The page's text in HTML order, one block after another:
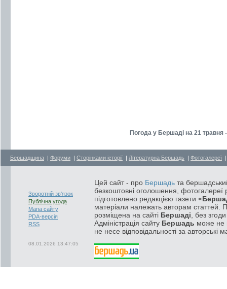
Погода у Бершаді на 21
Бершадщина | Форуми | Сторінками історії | Літературна Бершадь | Фотогалереї
Зворотній зв'язок
Публічна угода
Мапа сайту
PDA-версія
RSS
08.01.2026 13:47:05
Цей сайт - про Бершадь та
безкоштовні оголошення, фотогалереї
підготовлено редакцією газети
матеріали належать авторам статтей.
розміщена на сайті Бершаді , без
Адміністрація сайту Бершадь може не
не несе відповідальності за авторські